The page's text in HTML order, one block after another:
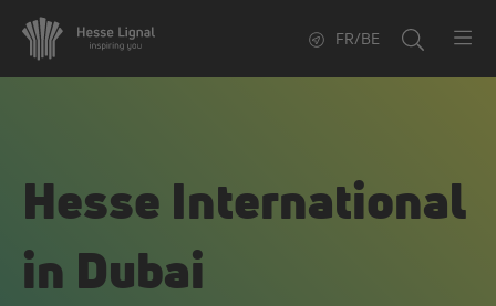
FR/BE
Hesse International
in Dubai